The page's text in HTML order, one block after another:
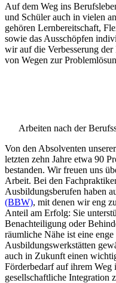
Auf dem Weg ins
und Schüler auch in vielen
gehören Lernbereitschaft,
sowie das Ausschöpfen
wir auf die Verbesserung
von Wegen zur
Arbeiten nach der
Von den Absolventen
letzten zehn Jahre etwa 90
bestanden. Wir freuen uns
Arbeit. Bei den
Ausbildungsberufen haben
(BBW), mit denen wir eng
Anteil am Erfolg: Sie
Benachteiligung oder
räumliche Nähe ist eine
Ausbildungswerkstätten
auch in Zukunft einen
Förderbedarf auf ihrem
gesellschaftliche Integration